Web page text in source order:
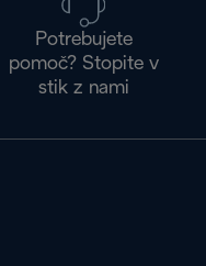
Potrebujete
pomoč? Stopite v
stik z nami